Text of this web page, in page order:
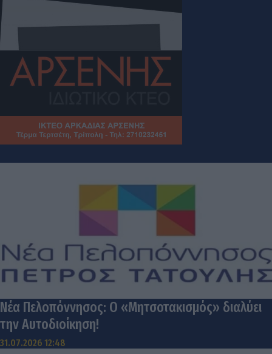
Νέα Πελοπόννησος: Ο «Μητσοτακισμός» διαλύει
την Αυτοδιοίκηση!
31.07.2026 12:48